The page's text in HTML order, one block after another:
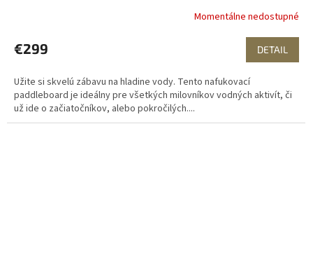
Momentálne nedostupné
€299 DETAIL
Užite si skvelú zábavu na hladine vody. Tento nafukovací
paddleboard je ideálny pre všetkých milovníkov vodných aktivít, či
už ide o začiatočníkov, alebo pokročilých....